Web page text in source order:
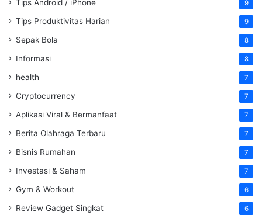
Tips Android / iPhone 9
Tips Produktivitas Harian 9
Sepak Bola 8
Informasi 8
health 7
Cryptocurrency 7
Aplikasi Viral & Bermanfaat 7
Berita Olahraga Terbaru 7
Bisnis Rumahan 7
Investasi & Saham 7
Gym & Workout 6
Review Gadget Singkat 6